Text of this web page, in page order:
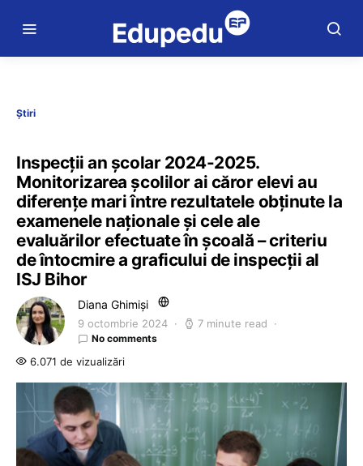
Știri
Inspecții an școlar 2024-2025.
Monitorizarea școlilor ai căror elevi au
diferențe mari între rezultatele obținute la
examenele naționale și cele ale
evaluărilor efectuate în școală – criteriu
de întocmire a graficului de inspecții al
ISJ Bihor
Diana Ghimiși
9 octombrie 2024 7 minute read
No comments
6.071 de vizualizări